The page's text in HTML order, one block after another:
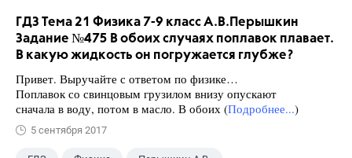
ГДЗ Тема 21 Физика 7-9 класс А.В.Перышкин
Задание №475 В обоих случаях поплавок плавает.
В какую жидкость он погружается глубже?
Привет. Выручайте с ответом по физике…
Поплавок со свинцовым грузилом внизу опускают
сначала в воду, потом в масло. В обоих (Подробнее...)
5 сентября 2017